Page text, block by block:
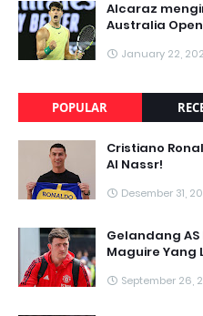
Alcaraz
Australia Open
January 22,
POPULAR
Cristiano
Al Nassr!
Desember 31,
Gelandang
Maguire Yang
September 26,